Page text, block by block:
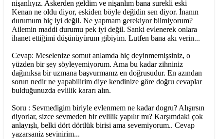
nişanlıyız. Askerden geldim ve nişanlım bana surekli eski
Kenan ne oldu diyor, eskiden böyle değidin sen diyor. İnanın
durumum hiç iyi değil. Ne yapmam gerekiyor bilmiyorum?
Ailemin maddi durumu pek iyi değil. Sanki evlenerek onlara
ihanet ettiğimi düşünüyürum gibiyim. Lutfen bana akı verin...
Cevap: Meselenize somut anlamda hiç deyinmemişsiniz, o
yüzden bir şey söyleyemiyorum. Ama bu kadar zihniniz
dağınıksa bir uzmana başvurmanız en doğrusudur. En azından
sorun nedir ne yapabilirim diye kendinize göre doğru cevaplar
bulduğunuzda evlilik kararı alın.
Soru : Sevmedigim biriyle evlenmem ne kadar dogru? Alışırsın
diyorlar, sizce sevmeden bir evlilik yapılır mı? Karşımdaki çok
anlayışlı, belki dört dörtlük birisi ama sevemiyorum.. Cevap
yazarsaniz sevinirim...